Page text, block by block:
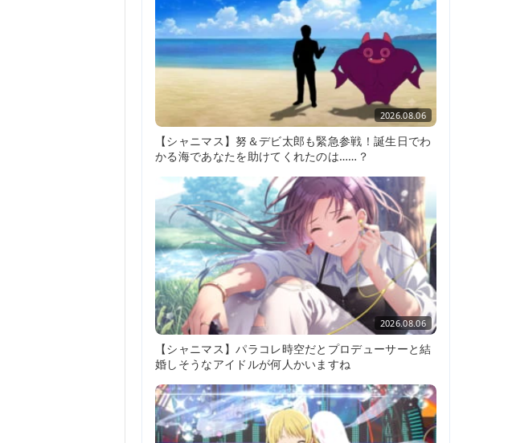
2026.08.06
【シャニマス】努＆デビ太郎も緊急参戦！誕生日でわ
かる海であなたを助けてくれたのは……？
2026.08.06
【シャニマス】パラコレ時空だとプロデューサーと結
婚しそうなアイドルが何人かいますね